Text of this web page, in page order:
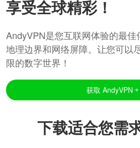
享受全球精彩！
AndyVPN是您互联网体验的最
地理边界和网络屏障。让您可以
限的数字世界！
获取 AndyVPN
下载适合您需